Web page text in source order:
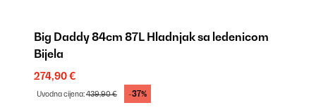
Big Daddy 84cm 87L Hladnjak sa ledenicom
Bijela
274,90 €
Uvodna cijena:439,90 € -37%